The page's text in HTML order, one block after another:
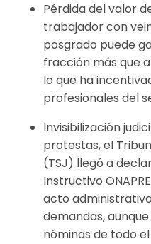
Pérdida del valor
trabajador con
posgrado puede
fracción más que
lo que ha
profesionales del
Invisibilización
protestas, el
(TSJ) llegó a
Instructivo
acto
demandas,
nóminas de todo